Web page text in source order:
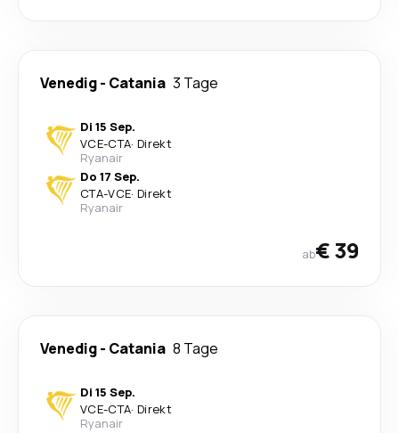
Venedig- Catania 3 Tage
Di 15 Sep.
VCE-CTA· Direkt
Ryanair
Do 17 Sep.
CTA-VCE· Direkt
Ryanair
ab€ 39
Venedig- Catania 8 Tage
Di 15 Sep.
VCE-CTA· Direkt
Ryanair